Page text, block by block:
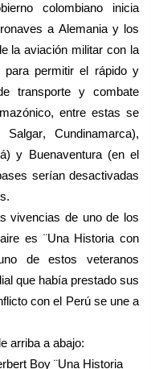
colombiano inicia
a Alemania y los
la aviación militar con la
para permitir el rápido y
entre estas se
Cundinamarca),
) y Buenaventura (en el
serían desactivadas
vivencias de uno de los
es ¨Una Historia con
de estos veteranos
que había prestado sus
con el Perú se une a
arriba a abajo:
Boy ¨Una Historia